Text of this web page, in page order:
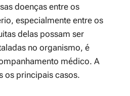
doenças entre os
especialmente entre os
delas possam ser
no organismo, é
médico. A
os principais casos.